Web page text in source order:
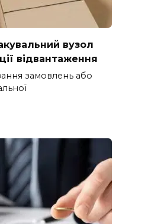
вузол
відвантаження
замовлень або